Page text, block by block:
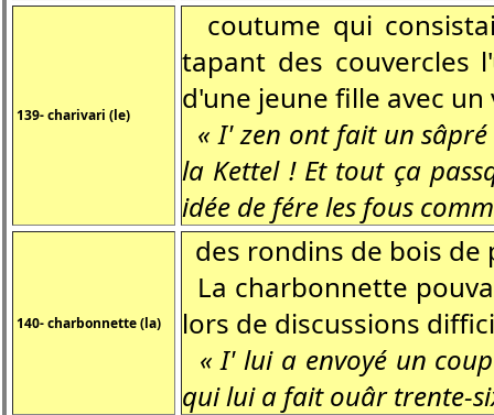
139- charivari (le)
coutume qui
tapant des couvercles
d'une jeune fille avec un
« I' zen ont fait un
la Kettel ! Et tout ça
idée de fére les fous
140- charbonnette (la)
des rondins de bois
La charbonnette
lors de discussions
« I' lui a envoyé un
qui lui a fait ouâr trente-